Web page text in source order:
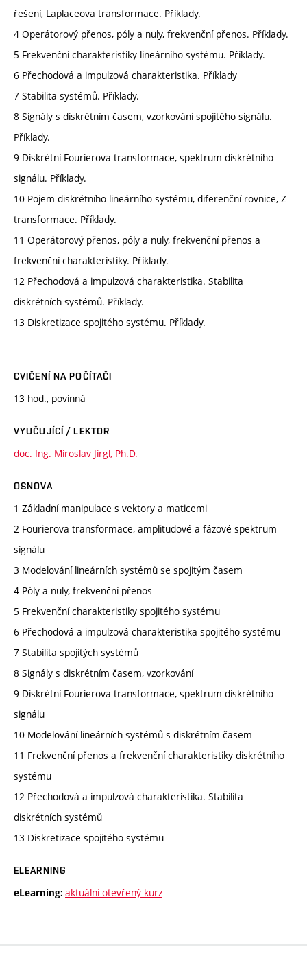
řešení, Laplaceova transformace. Příklady.
4 Operátorový přenos, póly a nuly, frekvenční přenos. Příklady.
5 Frekvenční charakteristiky lineárního systému. Příklady.
6 Přechodová a impulzová charakteristika. Příklady
7 Stabilita systémů. Příklady.
8 Signály s diskrétním časem, vzorkování spojitého signálu.
Příklady.
9 Diskrétní Fourierova transformace, spektrum diskrétního
signálu. Příklady.
10 Pojem diskrétního lineárního systému, diferenční rovnice, Z
transformace. Příklady.
11 Operátorový přenos, póly a nuly, frekvenční přenos a
frekvenční charakteristiky. Příklady.
12 Přechodová a impulzová charakteristika. Stabilita
diskrétních systémů. Příklady.
13 Diskretizace spojitého systému. Příklady.
CVIČENÍ NA POČÍTAČI
13 hod., povinná
VYUČUJÍCÍ / LEKTOR
doc. Ing. Miroslav Jirgl, Ph.D.
OSNOVA
1 Základní manipulace s vektory a maticemi
2 Fourierova transformace, amplitudové a fázové spektrum
signálu
3 Modelování lineárních systémů se spojitým časem
4 Póly a nuly, frekvenční přenos
5 Frekvenční charakteristiky spojitého systému
6 Přechodová a impulzová charakteristika spojitého systému
7 Stabilita spojitých systémů
8 Signály s diskrétním časem, vzorkování
9 Diskrétní Fourierova transformace, spektrum diskrétního
signálu
10 Modelování lineárních systémů s diskrétním časem
11 Frekvenční přenos a frekvenční charakteristiky diskrétního
systému
12 Přechodová a impulzová charakteristika. Stabilita
diskrétních systémů
13 Diskretizace spojitého systému
ELEARNING
eLearning: aktuální otevřený kurz